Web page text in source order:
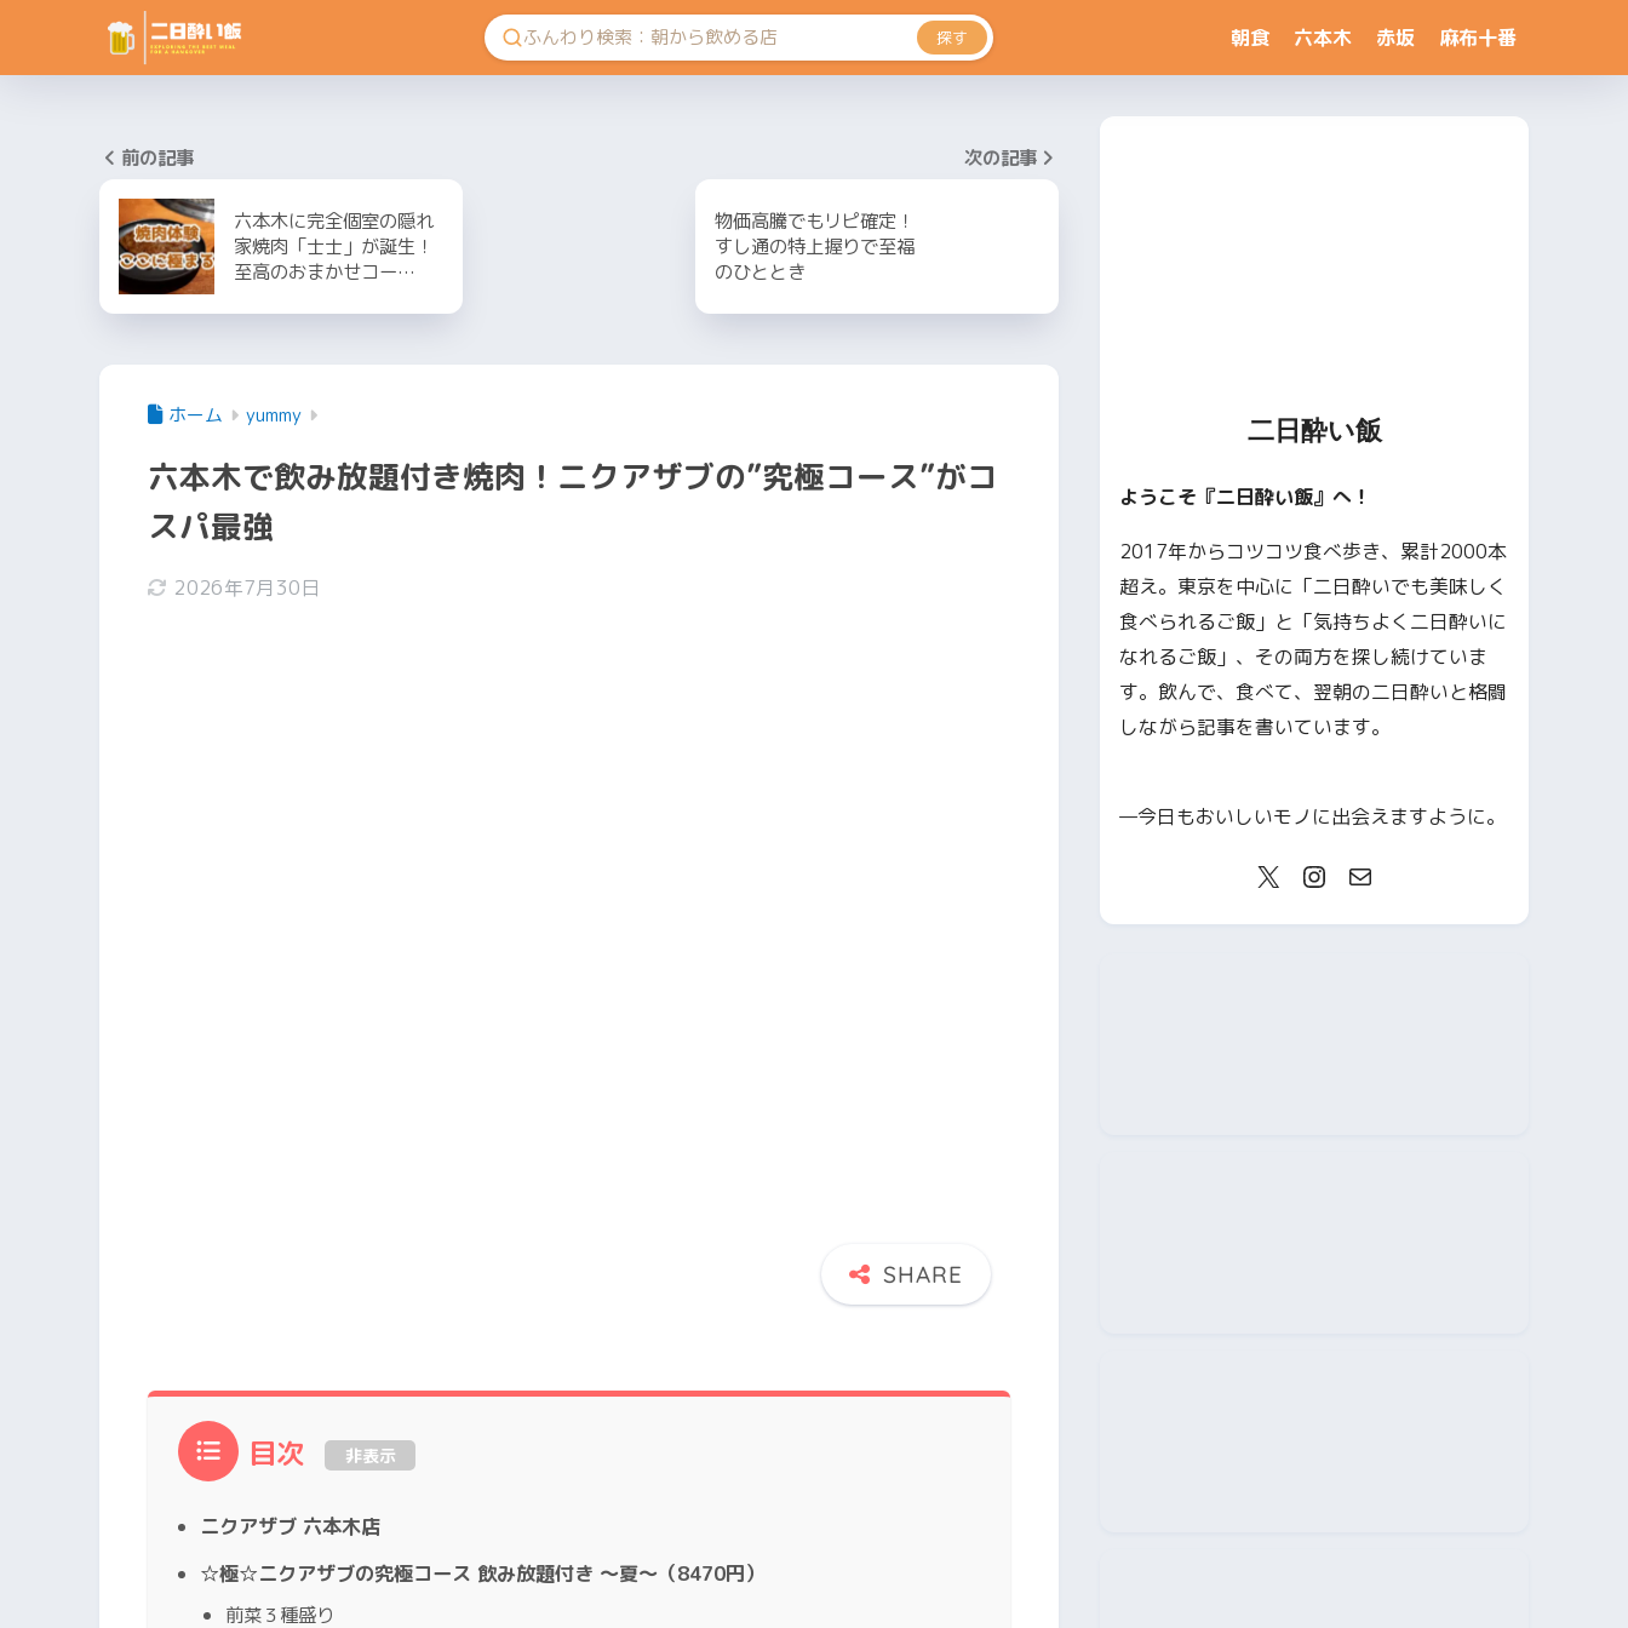
探す 朝食 六本木 赤坂 麻布十番
前の記事
六本木に完全個室の隠れ
家焼肉「士士」が誕生！
至高のおまかせコー…
次の記事
物価高騰でもリピ確定！
すし通の特上握りで至福
のひととき
ホーム yummy
六本木で飲み放題付き焼肉！ニクアザブの”究極コース”がコ
スパ最強
2026年7月30日
目次 非表示
ニクアザブ 六本木店
☆極☆ニクアザブの究極コース 飲み放題付き 〜夏〜（8470円）
前菜３種盛り
二日酔い飯
ようこそ『二日酔い飯』へ！
2017年からコツコツ食べ歩き、累計2000本
超え。東京を中心に「二日酔いでも美味しく
食べられるご飯」と「気持ちよく二日酔いに
なれるご飯」、その両方を探し続けていま
す。飲んで、食べて、翌朝の二日酔いと格闘
しながら記事を書いています。
—今日もおいしいモノに出会えますように。